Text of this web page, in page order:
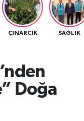
ÇINARCIK SAĞLIK
Doğa